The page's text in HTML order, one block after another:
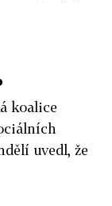
koalice
uvedl, že